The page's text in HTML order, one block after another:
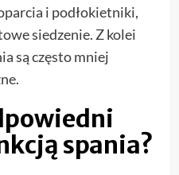
i podłokietniki,
siedzenie. Z kolei
są często mniej
spania?